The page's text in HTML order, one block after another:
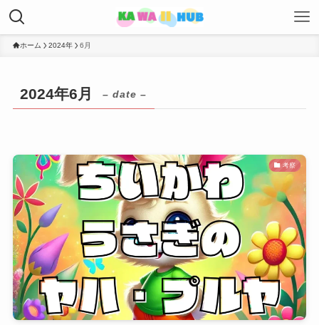
ホーム 2024年 6月
2024年6月 – date –
考察